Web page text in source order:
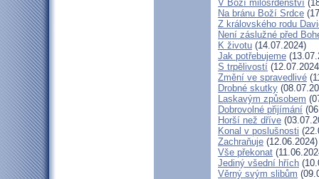
V Boží milosrdenství
Na bránu Boží Srdce
Z královského rodu
Není záslužné před
K životu (14.07.2024)
Jak potřebujeme
S trpělivostí
Změní ve spravedlivé
Drobné skutky
Laskavým způsobem
Dobrovolné přijímání
Horší než dříve
Konal v poslušnosti
Zachraňuje (12.06.2024)
Vše překonat
Jediný všední hřích
Věrný svým slibům